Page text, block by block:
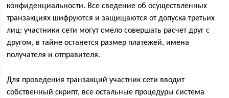
конфиденциальности. Все сведение об осуществленных
транзакциях шифруются и защищаются от допуска третьих
лиц: участники сети могут смело совершать расчет друг с
другом, в тайне останется размер платежей, имена
получателя и отправителя.
Для проведения транзакций участник сети вводит
собственный скрипт, все остальные процедуры система